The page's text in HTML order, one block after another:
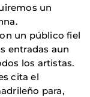
un
un público fiel
entradas aun
los artistas.
cita el
para,